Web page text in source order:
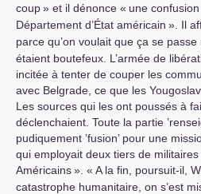
coup» et il dénonce « une confusion
Département d’État américain ». Il
parce qu’on voulait que ça se passe
étaient boutefeux. L’armée de
incitée à tenter de couper les
avec Belgrade, ce que les
Les sources qui les ont poussés à
déclenchaient. Toute la partie
pudiquement ’fusion’ pour une
qui employait deux tiers de
Américains». « A la fin, poursuit-il,
catastrophe humanitaire, on s’est